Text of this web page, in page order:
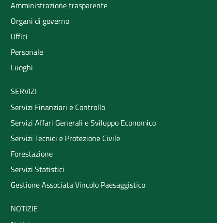
Amministrazione trasparente
Organi di governo
Uffici
Personale
Luoghi
SERVIZI
Servizi Finanziari e Controllo
Servizi Affari Generali e Sviluppo Economico
Servizi Tecnici e Protezione Civile
Forestazione
Servizi Statistici
Gestione Associata Vincolo Paesaggistico
NOTIZIE